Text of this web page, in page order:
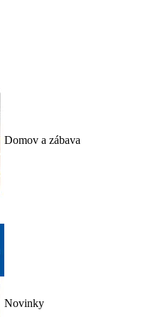
Domov a zábava
Novinky